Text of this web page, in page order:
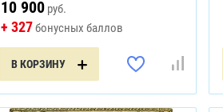
10 900 руб.
+ 327бонусных баллов
В КОРЗИНУ